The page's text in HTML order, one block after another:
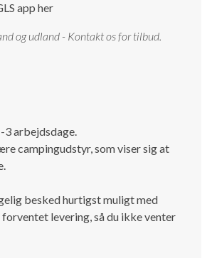
app her
og udland - Kontakt os for tilbud.
3 arbejdsdage.
campingudstyr, som viser sig at
besked hurtigst muligt med
levering, så du ikke venter